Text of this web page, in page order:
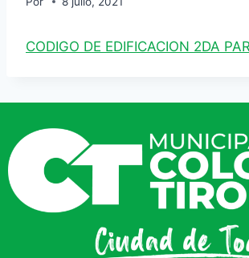
CODIGO DE EDIFICACION 2DA